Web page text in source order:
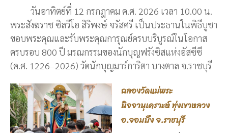
วันอาทิตย์ที่ 12 กรกฎาคม ค.ศ. 2026 เวลา 10.00 น.
พระสังฆราช ซิลวีโอ สิริพงษ์ จรัสศรี เป็นประธานในพิธีบูชา
ขอบพระคุณและรับพระคุณการุณย์ครบบริบูรณ์ในโอกาส
ครบรอบ 800 ปี มรณกรรมของนักบุญฟรังซิสแห่งอัสซีซี
(ค.ศ. 1226–2026) วัดนักบุญมาร์การิตา บางตาล จ.ราชบุรี
ฉลองวัดแม่พระ
นิจจานุเคราะห์ ทุ่งเขาหลวง
อ.จอมบึง จ.ราชบุรี